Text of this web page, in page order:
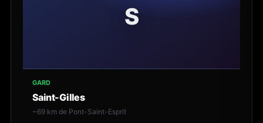
S
GARD
Saint-Gilles
~69 km de Pont-Saint-Esprit